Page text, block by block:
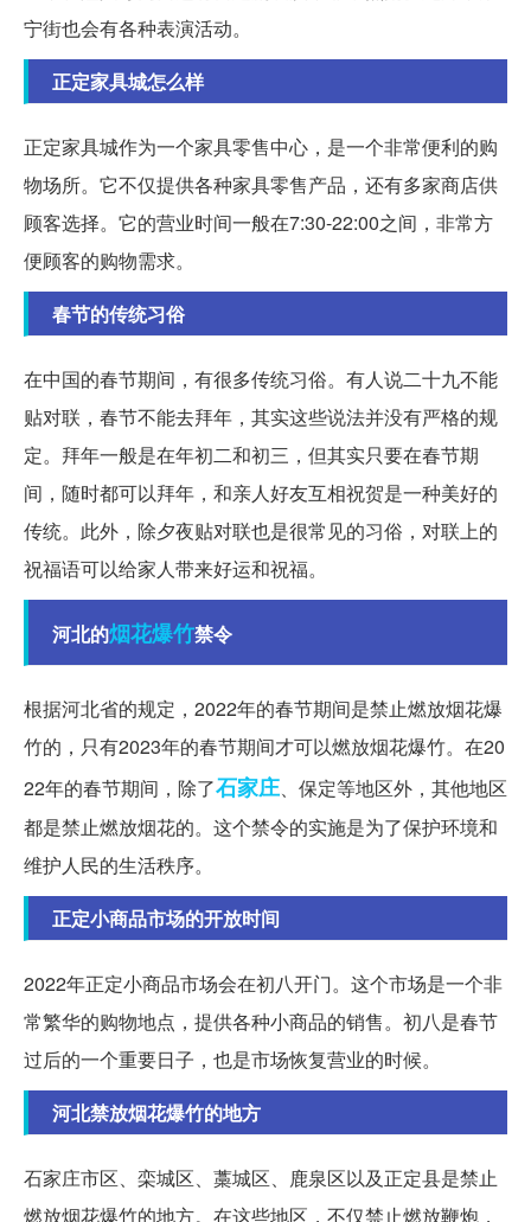
宁街也会有各种表演活动。
正定家具城怎么样
正定家具城作为一个家具零售中心，是一个非常便利的购
物场所。它不仅提供各种家具零售产品，还有多家商店供
顾客选择。它的营业时间一般在7:30-22:00之间，非常方
便顾客的购物需求。
春节的传统习俗
在中国的春节期间，有很多传统习俗。有人说二十九不能
贴对联，春节不能去拜年，其实这些说法并没有严格的规
定。拜年一般是在年初二和初三，但其实只要在春节期
间，随时都可以拜年，和亲人好友互相祝贺是一种美好的
传统。此外，除夕夜贴对联也是很常见的习俗，对联上的
祝福语可以给家人带来好运和祝福。
河北的烟花爆竹禁令
根据河北省的规定，2022年的春节期间是禁止燃放烟花爆
竹的，只有2023年的春节期间才可以燃放烟花爆竹。在20
22年的春节期间，除了石家庄、保定等地区外，其他地区
都是禁止燃放烟花的。这个禁令的实施是为了保护环境和
维护人民的生活秩序。
正定小商品市场的开放时间
2022年正定小商品市场会在初八开门。这个市场是一个非
常繁华的购物地点，提供各种小商品的销售。初八是春节
过后的一个重要日子，也是市场恢复营业的时候。
河北禁放烟花爆竹的地方
石家庄市区、栾城区、藁城区、鹿泉区以及正定县是禁止
燃放烟花爆竹的地方。在这些地区，不仅禁止燃放鞭炮，